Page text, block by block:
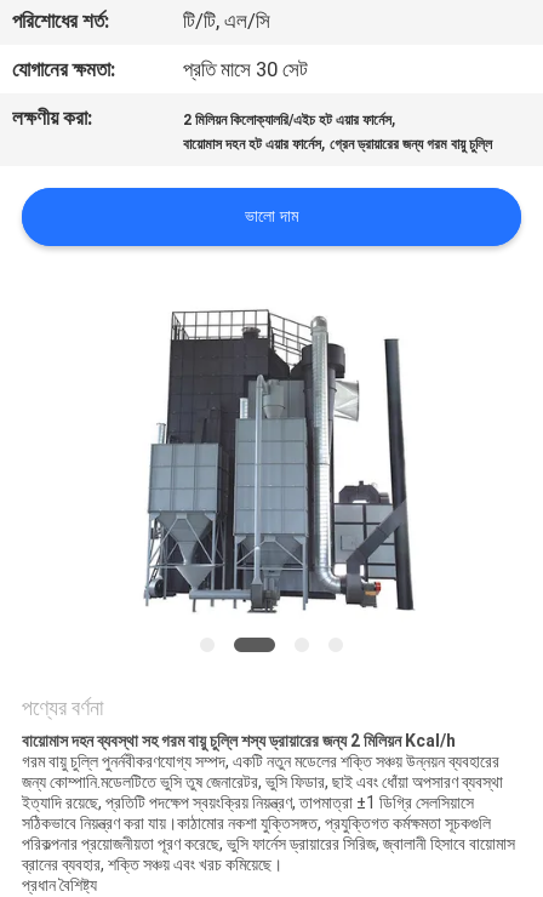
যোগাযোগ
করুন
উদ্ধৃতির
পরিশোধের শর্ত:
টি/টি, এল/সি
যোগানের ক্ষমতা:
প্রতি মাসে 30 সেট
লক্ষণীয় করা:
2 মিলিয়ন কিলোক্যালরি/এইচ হট এয়ার ফার্নেস,
বায়োমাস দহন হট এয়ার ফার্নেস,গ্রেন ড্রায়ারের জন্য গরম বায়ু চুল্লি
ভালো দাম
পণ্যের বর্ণনা
বায়োমাস দহন ব্যবস্থা সহ গরম বায়ু চুল্লি শস্য ড্রায়ারের জন্য 2 মিলিয়ন Kcal/h
গরম বায়ু চুল্লি পুনর্নবীকরণযোগ্য সম্পদ, একটি নতুন মডেলের শক্তি সঞ্চয় উন্নয়ন ব্যবহারের
জন্য কোম্পানি.মডেলটিতে ভুসি তুষ জেনারেটর, ভুসি ফিডার, ছাই এবং ধোঁয়া অপসারণ ব্যবস্থা
ইত্যাদি রয়েছে, প্রতিটি পদক্ষেপ স্বয়ংক্রিয় নিয়ন্ত্রণ, তাপমাত্রা ±1 ডিগ্রি সেলসিয়াসে
সঠিকভাবে নিয়ন্ত্রণ করা যায়।কাঠামোর নকশা যুক্তিসঙ্গত, প্রযুক্তিগত কর্মক্ষমতা সূচকগুলি
পরিকল্পনার প্রয়োজনীয়তা পূরণ করেছে, ভুসি ফার্নেস ড্রায়ারের সিরিজ, জ্বালানী হিসাবে বায়োমাস
ব্রানের ব্যবহার, শক্তি সঞ্চয় এবং খরচ কমিয়েছে।
প্রধান বৈশিষ্ট্য